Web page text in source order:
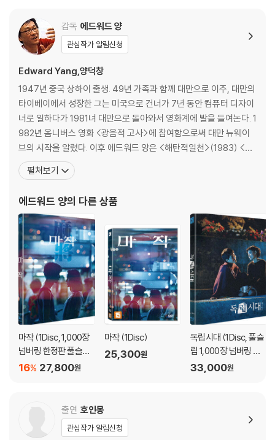
감독 에드워드 양
관심작가 알림신청
Edward Yang,양덕창
1947년 중국 상하이 출생. 49년 가족과 함께 대만으로 이주, 대만의
타이베이에서 성장한 그는 미국으로 건너가 7년 동안 컴퓨터 디자이
너로 일하다가 1981녀 대만으로 돌아와서 영화계에 발을 들여논다. 1
982년 옴니버스 영화 <광음적 고사>에 참여함으로써 대만 뉴웨이
브의 시작을 알렸다. 이후 에드워드 양은 <해탄적일천>(1983) <타
이베이 스토리>(1985) <공포분자>(1986) <고령가 소년살인사건
>(1991) <독립시대>(1994) <마종>(1996) <하나 그리고 둘>(2
영화제 등을 휩쓴 그의
펼쳐보기
에드워드 양의 다른 상품
마작 (1Disc, 1,000장
넘버링 한정판 풀슬립)
: 블루레이27,800원
16%
마작 (1Disc)
25,300원
독립시대 (1Disc, 풀슬
립 1,000장 넘버링 한
정판) : 블루레이
33,000원
출연 호인몽
관심작가 알림신청